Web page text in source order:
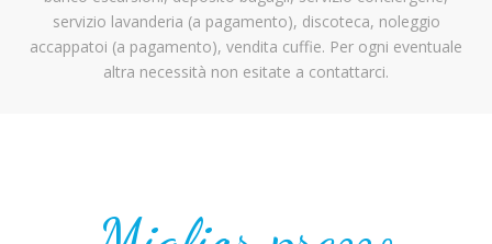
servizio lavanderia (a pagamento), discoteca, noleggio
accappatoi (a pagamento), vendita cuffie. Per ogni eventuale
altra necessità non esitate a contattarci.